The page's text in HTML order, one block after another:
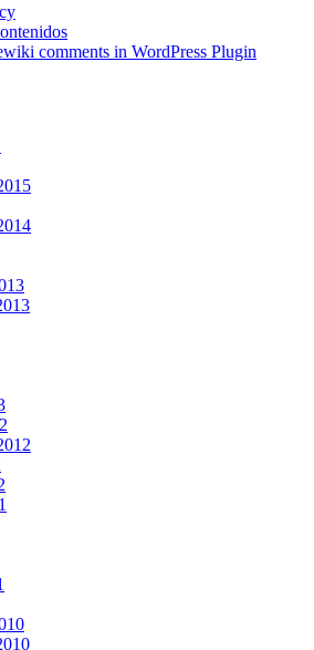
comments in WordPress Plugin